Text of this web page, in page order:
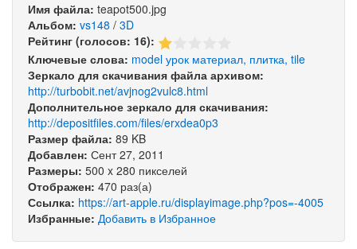
Имя файла: teapot500.jpg
Альбом: vs148 / 3D
Рейтинг (голосов: 16):
Ключевые слова: model урок материал, плитка, tile
Зеркало для скачивания файла архивом:
http://turbobit.net/avjnog2vulc8.html
Дополнительное зеркало для скачивания:
http://depositfiles.com/files/erxdea0p3
Размер файла: 89 KB
Добавлен: Сент 27, 2011
Размеры: 500 x 280 пикселей
Отображен: 470 раз(а)
Ссылка: https://art-apple.ru/displayimage.php?pos=-4005
Избранные: Добавить в Избранное